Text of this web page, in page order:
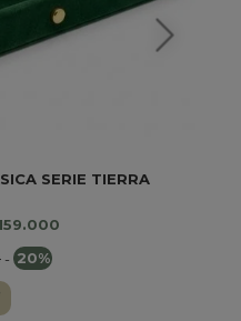
SERIE TIERRA
- 20%